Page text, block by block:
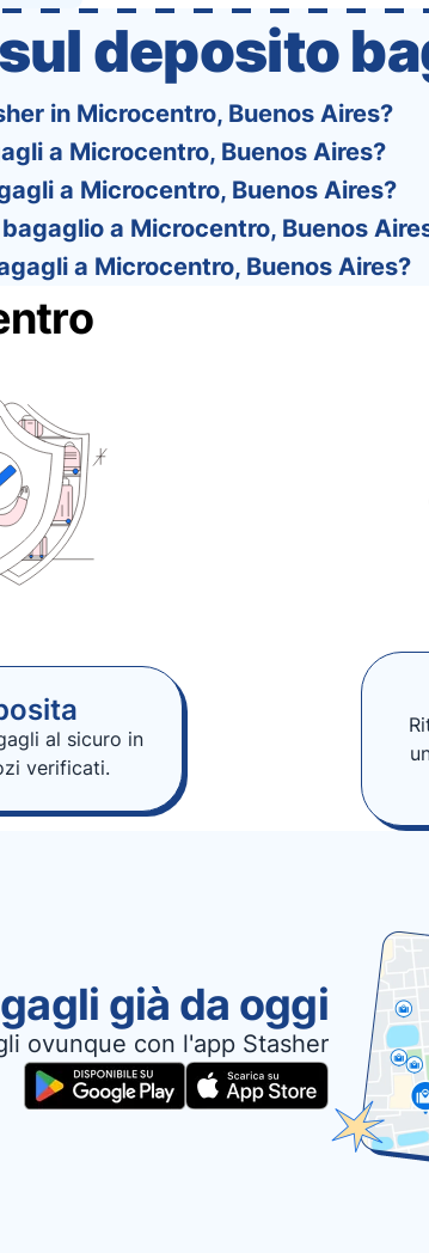
deposito
in Microcentro, Buenos Aires?
a Microcentro, Buenos Aires?
a Microcentro, Buenos Aires?
a Microcentro, Buenos
a Microcentro, Buenos Aires?
al sicuro in
verificati.
già da oggi
ovunque con l'app Stasher